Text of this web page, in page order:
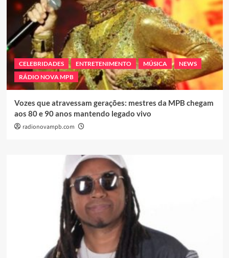
CELEBRIDADES ENTRETENIMENTO MÚSICA
NEWS
RÁDIO NOVA MPB
Vozes que atravessam gerações: mestres da MPB chegam
aos 80 e 90 anos mantendo legado vivo
radionovampb.com